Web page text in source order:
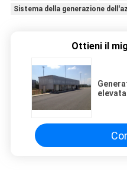
Sistema della generazione
Ottieni il